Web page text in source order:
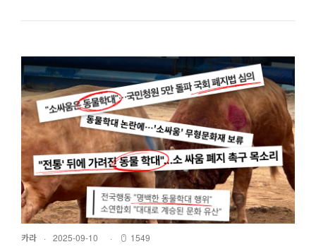
카라 · 2025-09-10 · 1549